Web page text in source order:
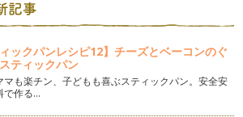
よう
になりました。旬のお野菜はパワーに満
ると元気になるよ…
ごと楽しもう
こしが出回り始めましたね。とうもろこ
暑くなるにつれ…
ィックパンレシピ12】チーズとベーコンのぐ
ティックパン
マも楽チン、子どもも喜ぶスティックパン。安全安
で作る…